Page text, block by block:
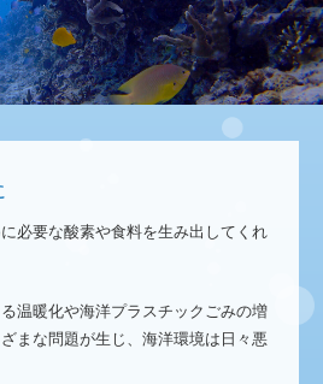
必要な酸素や食料を生み出してくれ
温暖化や海洋プラスチックごみの増
まな問題が生じ、海洋環境は日々悪